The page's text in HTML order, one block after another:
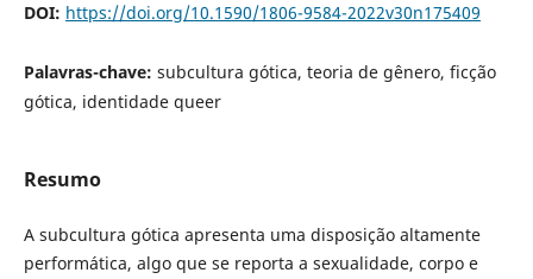
DOI: https://doi.org/10.1590/1806-9584-2022v30n175409
Palavras-chave: subcultura gótica, teoria de gênero, ficção
gótica, identidade queer
Resumo
A subcultura gótica apresenta uma disposição altamente
performática, algo que se reporta a sexualidade, corpo e